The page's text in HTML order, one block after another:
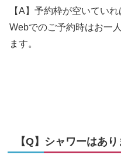
【A】予約枠が空いてい
Webでのご予約時はお一
ます。
【Q】シャワーはあり